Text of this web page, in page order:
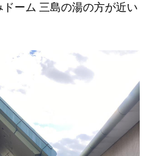
ーム 三島の湯の方が近い